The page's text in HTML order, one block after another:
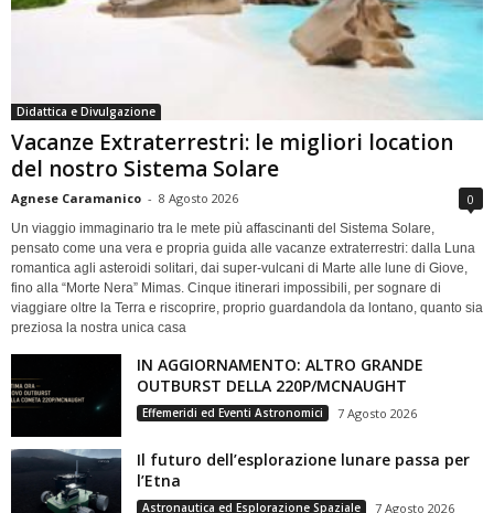
Didattica e Divulgazione
Vacanze Extraterrestri: le migliori location
del nostro Sistema Solare
Agnese Caramanico - 8 Agosto 2026 0
Un viaggio immaginario tra le mete più affascinanti del Sistema Solare,
pensato come una vera e propria guida alle vacanze extraterrestri: dalla Luna
romantica agli asteroidi solitari, dai super-vulcani di Marte alle lune di Giove,
fino alla “Morte Nera” Mimas. Cinque itinerari impossibili, per sognare di
viaggiare oltre la Terra e riscoprire, proprio guardandola da lontano, quanto sia
preziosa la nostra unica casa
IN AGGIORNAMENTO: ALTRO GRANDE
OUTBURST DELLA 220P/MCNAUGHT
Effemeridi ed Eventi Astronomici 7 Agosto 2026
Il futuro dell’esplorazione lunare passa per
l’Etna
Astronautica ed Esplorazione Spaziale 7 Agosto 2026